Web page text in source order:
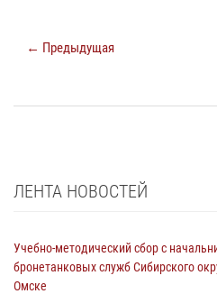
← Предыдущая
ЛЕНТА НОВОСТЕЙ
Учебно-методический сбор с
бронетанковых служб Сибирского
Омске